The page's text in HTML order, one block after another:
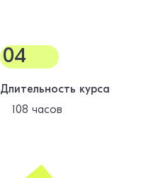
04
Длительность курса
108 часов